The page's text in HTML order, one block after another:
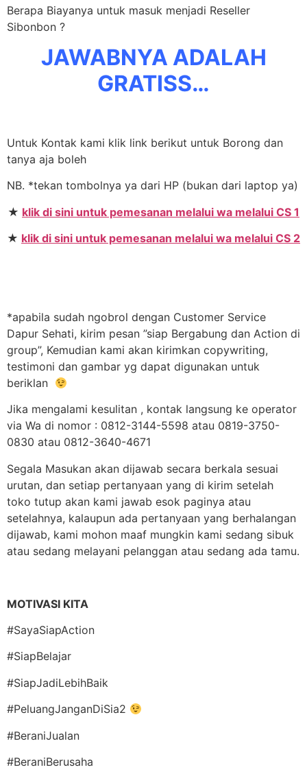
Berapa Biayanya untuk masuk menjadi Reseller
Sibonbon ?
JAWABNYA ADALAH
GRATISS…
Untuk Kontak kami klik link berikut untuk Borong dan
tanya aja boleh
NB. *tekan tombolnya ya dari HP (bukan dari laptop ya)
★ klik di sini untuk pemesanan melalui wa melalui CS 1
★ klik di sini untuk pemesanan melalui wa melalui CS 2
*apabila sudah ngobrol dengan Customer Service
Dapur Sehati, kirim pesan ”siap Bergabung dan Action di
group”, Kemudian kami akan kirimkan copywriting,
testimoni dan gambar yg dapat digunakan untuk
beriklan
Jika mengalami kesulitan , kontak langsung ke operator
via Wa di nomor : 0812-3144-5598 atau 0819-3750-
0830 atau 0812-3640-4671
Segala Masukan akan dijawab secara berkala sesuai
urutan, dan setiap pertanyaan yang di kirim setelah
toko tutup akan kami jawab esok paginya atau
setelahnya, kalaupun ada pertanyaan yang berhalangan
dijawab, kami mohon maaf mungkin kami sedang sibuk
atau sedang melayani pelanggan atau sedang ada tamu.
MOTIVASI KITA
#SayaSiapAction
#SiapBelajar
#SiapJadiLebihBaik
#PeluangJanganDiSia2
#BeraniJualan
#BeraniBerusaha